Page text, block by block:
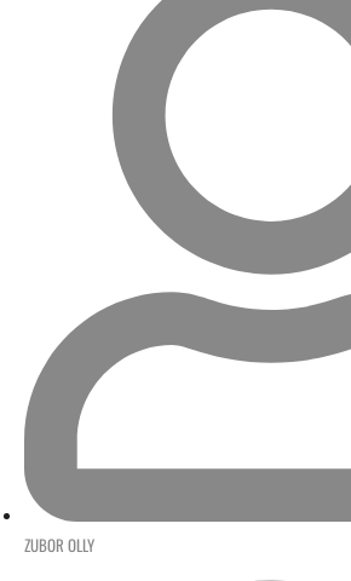
ZUBOR OLLY